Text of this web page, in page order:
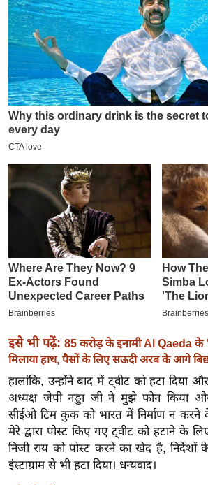
I
P
L
0
2
6
र
मि
सा
बे
मि
सा
ल
श
ख्सि
इसे भी पढ़ें: 85 करोड़ के इनामी Al Qaeda के
मिलाया हाथ, पैसों के लिए सऊदी अरब के आगे
हालांकि, उन्होंने बाद में ट्वीट को हटा दिया
अध्यक्ष जेपी नड्डा जी ने मुझे फोन किया और
सीईओ टिम कुक को भारत में निर्माण न
मेरे द्वारा पोस्ट किए गए ट्वीट को हटाने के
निजी राय को पोस्ट करने का खेद है,
इंस्टाग्राम से भी हटा दिया। धन्यवाद।